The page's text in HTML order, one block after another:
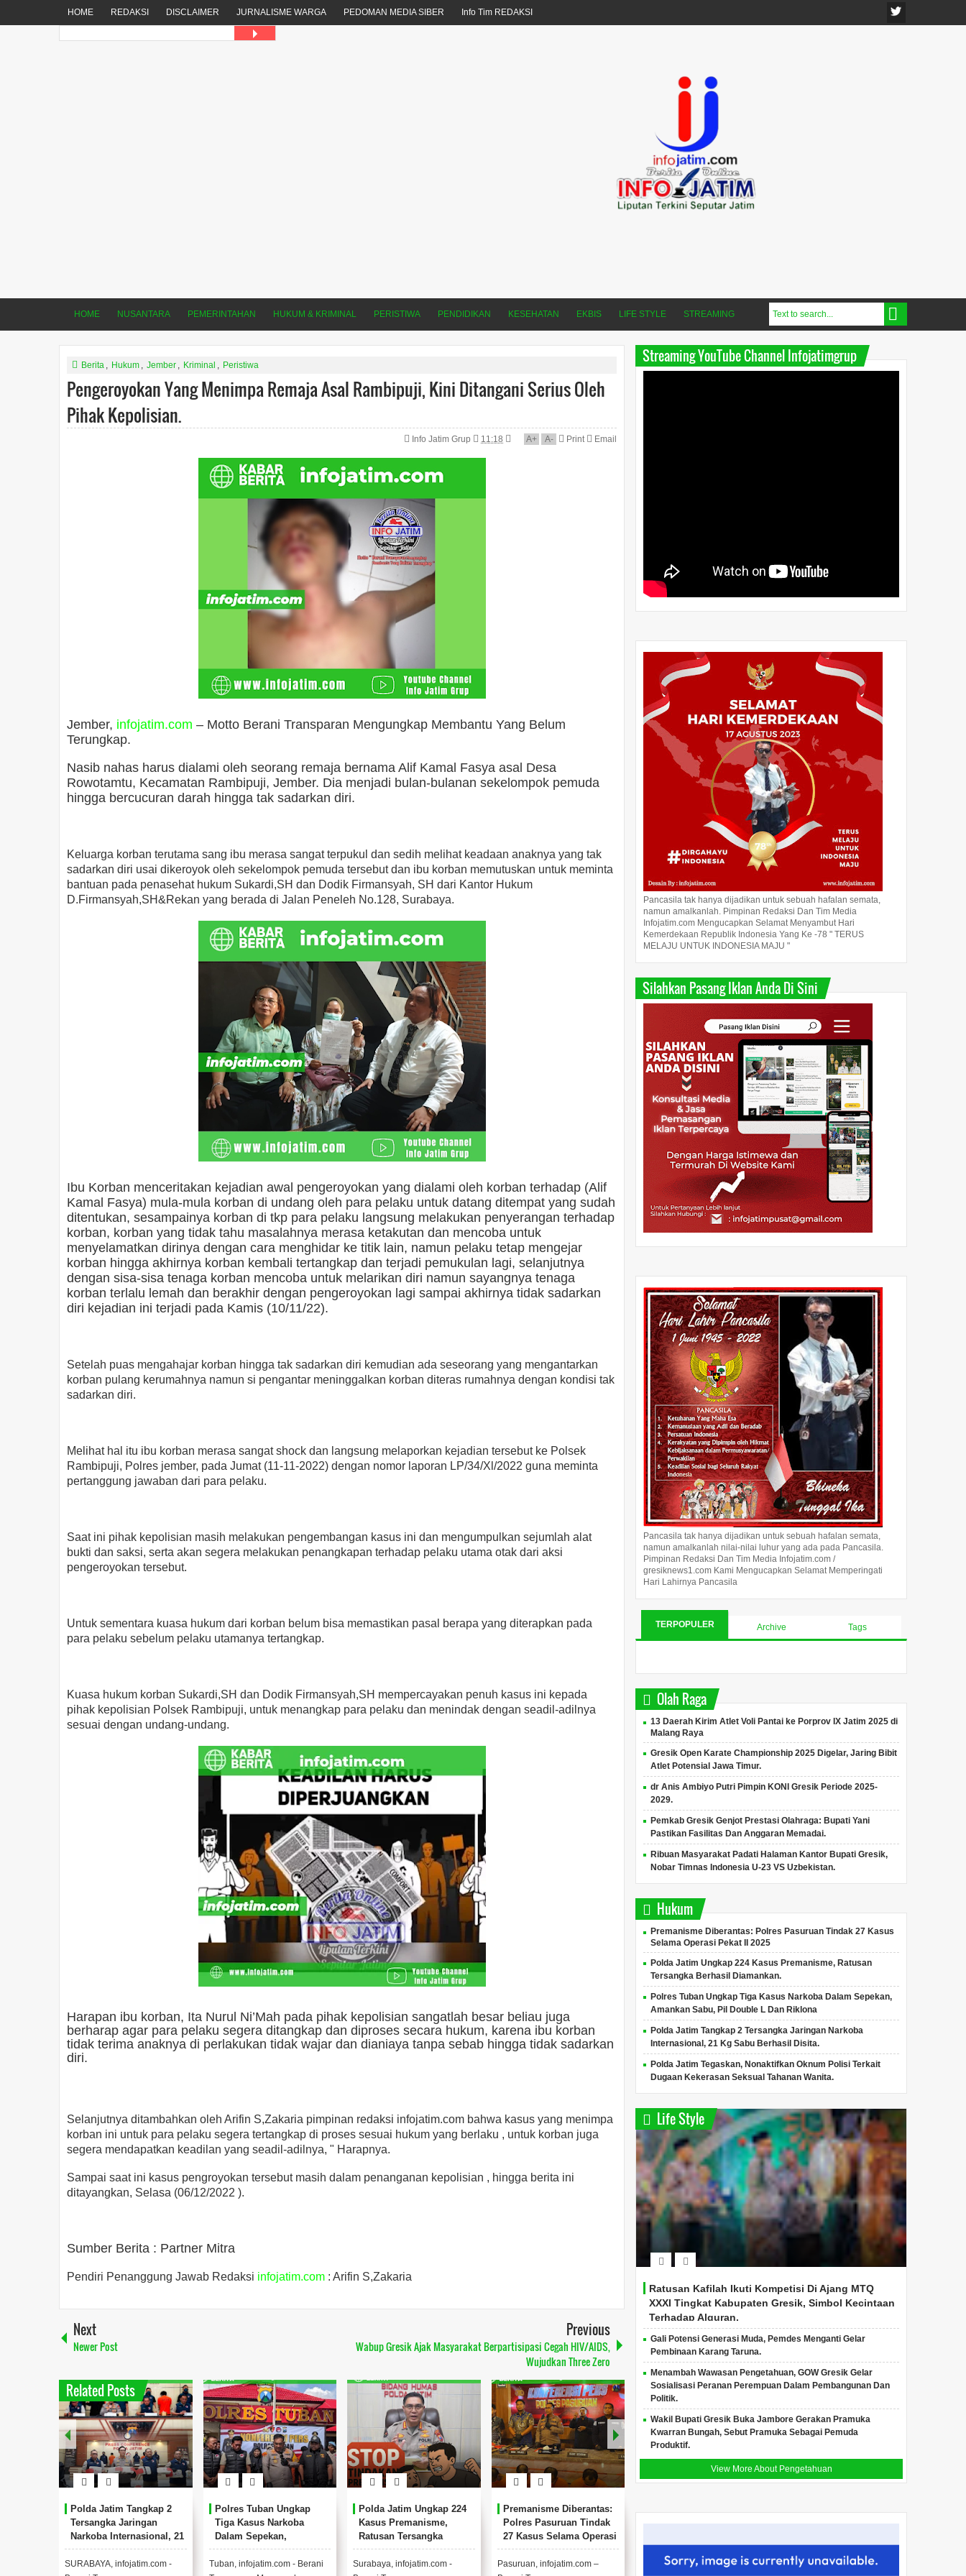
HOME REDAKSI DISCLAIMER JURNALISME WARGA PEDOMAN MEDIA SIBER Info Tim REDAKSI
HOME NUSANTARA PEMERINTAHAN HUKUM & KRIMINAL PERISTIWA PENDIDIKAN KESEHATAN EKBIS LIFE STYLE STREAMING
Berita , Hukum , Jember , Kriminal , Peristiwa
Pengeroyokan Yang Menimpa Remaja Asal Rambipuji, Kini Ditangani Serius Oleh
Pihak Kepolisian.
Info Jatim Grup 11:18 A+ A- Print Email
Jember, infojatim.com – Motto Berani Transparan Mengungkap Membantu Yang Belum
Terungkap.
Nasib nahas harus dialami oleh seorang remaja bernama Alif Kamal Fasya asal Desa
Rowotamtu, Kecamatan Rambipuji, Jember. Dia menjadi bulan-bulanan sekelompok pemuda
hingga bercucuran darah hingga tak sadarkan diri.
Keluarga korban terutama sang ibu merasa sangat terpukul dan sedih melihat keadaan anaknya yang tak
sadarkan diri usai dikeroyok oleh sekelompok pemuda tersebut dan ibu korban memutuskan untuk meminta
bantuan pada penasehat hukum Sukardi,SH dan Dodik Firmansyah, SH dari Kantor Hukum
D.Firmansyah,SH&Rekan yang berada di Jalan Peneleh No.128, Surabaya.
Ibu Korban menceritakan kejadian awal pengeroyokan yang dialami oleh korban terhadap (Alif
Kamal Fasya) mula-mula korban di undang oleh para pelaku untuk datang ditempat yang sudah
ditentukan, sesampainya korban di tkp para pelaku langsung melakukan penyerangan terhadap
korban, korban yang tidak tahu masalahnya merasa ketakutan dan mencoba untuk
menyelamatkan dirinya dengan cara menghidar ke titik lain, namun pelaku tetap mengejar
korban hingga akhirnya korban kembali tertangkap dan terjadi pemukulan lagi, selanjutnya
dengan sisa-sisa tenaga korban mencoba untuk melarikan diri namun sayangnya tenaga
korban terlalu lemah dan berakhir dengan pengeroyokan lagi sampai akhirnya tidak sadarkan
diri kejadian ini terjadi pada Kamis (10/11/22).
Setelah puas mengahajar korban hingga tak sadarkan diri kemudian ada seseorang yang mengantarkan
korban pulang kerumahnya namun si pengantar meninggalkan korban diteras rumahnya dengan kondisi tak
sadarkan diri.
Melihat hal itu ibu korban merasa sangat shock dan langsung melaporkan kejadian tersebut ke Polsek
Rambipuji, Polres jember, pada Jumat (11-11-2022) dengan nomor laporan LP/34/Xl/2022 guna meminta
pertanggung jawaban dari para pelaku.
Saat ini pihak kepolisian masih melakukan pengembangan kasus ini dan mengumpulkan sejumlah alat
bukti dan saksi, serta akan segera melakukan penangkapan terhadap pelaku utama otak dari aksi
pengeroyokan tersebut.
Untuk sementara kuasa hukum dari korban belum bisa memastikan pasal berapa yang diterapkan pada
para pelaku sebelum pelaku utamanya tertangkap.
Kuasa hukum korban Sukardi,SH dan Dodik Firmansyah,SH mempercayakan penuh kasus ini kepada
pihak kepolisian Polsek Rambipuji, untuk menangkap para pelaku dan menindak dengan seadil-adilnya
sesuai dengan undang-undang.
Harapan ibu korban, Ita Nurul Ni’Mah pada pihak kepolisian sangatlah besar beliau juga
berharap agar para pelaku segera ditangkap dan diproses secara hukum, karena ibu korban
tidak terima anaknya di perlakukan tidak wajar dan dianiaya tanpa sebab hingga tidak sadarkan
diri.
Selanjutnya ditambahkan oleh Arifin S,Zakaria pimpinan redaksi infojatim.com bahwa kasus yang menimpa
korban ini untuk para pelaku segera tertangkap di proses sesuai hukum yang berlaku , untuk korban juga
segera mendapatkan keadilan yang seadil-adilnya, " Harapnya.
Sampai saat ini kasus pengroyokan tersebut masih dalam penanganan kepolisian , hingga berita ini
ditayangkan, Selasa (06/12/2022 ).
Sumber Berita : Partner Mitra
Pendiri Penanggung Jawab Redaksi infojatim.com : Arifin S,Zakaria
Next
Newer Post
Previous
Wabup Gresik Ajak Masyarakat Berpartisipasi Cegah HIV/AIDS,
Wujudkan Three Zero
Related Posts
Polda Jatim Tangkap 2
Tersangka Jaringan
Narkoba Internasional, 21
Kg Sabu Berhasil Disita.
SURABAYA, infojatim.com -
Polres Tuban Ungkap
Tiga Kasus Narkoba
Dalam Sepekan,
Amankan Sabu, Pil
Double L Dan Riklona
Tuban, infojatim.com - Berani
Polda Jatim Ungkap 224
Kasus Premanisme,
Ratusan Tersangka
Berhasil Diamankan.
Surabaya, infojatim.com -
Premanisme Diberantas:
Polres Pasuruan Tindak
27 Kasus Selama Operasi
Pekat II 2025
Pasuruan, infojatim.com –
Humas Polda Jatim Kombes
(Kiri) AKBP Ramadhan
Streaming YouTube Channel Infojatimgrup
Pancasila tak hanya dijadikan untuk sebuah hafalan semata,
namun amalkanlah. Pimpinan Redaksi Dan Tim Media
Infojatim.com Mengucapkan Selamat Menyambut Hari
Kemerdekaan Republik Indonesia Yang Ke -78 " TERUS
MELAJU UNTUK INDONESIA MAJU "
Silahkan Pasang Iklan Anda Di Sini
Pancasila tak hanya dijadikan untuk sebuah hafalan semata,
namun amalkanlah nilai-nilai luhur yang ada pada Pancasila.
Pimpinan Redaksi Dan Tim Media Infojatim.com /
gresiknews1.com Kami Mengucapkan Selamat Memperingati
Hari Lahirnya Pancasila
TERPOPULER Archive Tags
Olah Raga
13 Daerah Kirim Atlet Voli Pantai ke Porprov IX Jatim 2025 di
Malang Raya
Gresik Open Karate Championship 2025 Digelar, Jaring Bibit
Atlet Potensial Jawa Timur.
dr Anis Ambiyo Putri Pimpin KONI Gresik Periode 2025-
2029.
Pemkab Gresik Genjot Prestasi Olahraga: Bupati Yani
Pastikan Fasilitas Dan Anggaran Memadai.
Ribuan Masyarakat Padati Halaman Kantor Bupati Gresik,
Nobar Timnas Indonesia U-23 VS Uzbekistan.
Hukum
Premanisme Diberantas: Polres Pasuruan Tindak 27 Kasus
Selama Operasi Pekat II 2025
Polda Jatim Ungkap 224 Kasus Premanisme, Ratusan
Tersangka Berhasil Diamankan.
Polres Tuban Ungkap Tiga Kasus Narkoba Dalam Sepekan,
Amankan Sabu, Pil Double L Dan Riklona
Polda Jatim Tangkap 2 Tersangka Jaringan Narkoba
Internasional, 21 Kg Sabu Berhasil Disita.
Polda Jatim Tegaskan, Nonaktifkan Oknum Polisi Terkait
Dugaan Kekerasan Seksual Tahanan Wanita.
Life Style
Ratusan Kafilah Ikuti Kompetisi Di Ajang MTQ
XXXI Tingkat Kabupaten Gresik, Simbol Kecintaan
Terhadap Alquran.
Gali Potensi Generasi Muda, Pemdes Menganti Gelar
Pembinaan Karang Taruna.
Menambah Wawasan Pengetahuan, GOW Gresik Gelar
Sosialisasi Peranan Perempuan Dalam Pembangunan Dan
Politik.
Wakil Bupati Gresik Buka Jambore Gerakan Pramuka
Kwarran Bungah, Sebut Pramuka Sebagai Pemuda
Produktif.
View More About Pengetahuan